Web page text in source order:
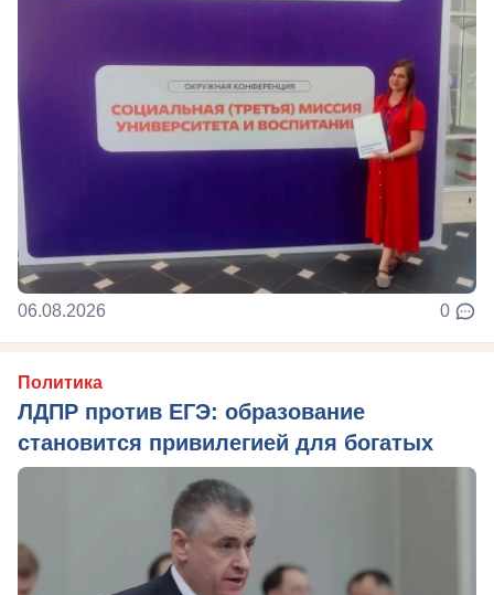
06.08.2026 0
Политика
ЛДПР против ЕГЭ: образование
становится привилегией для богатых